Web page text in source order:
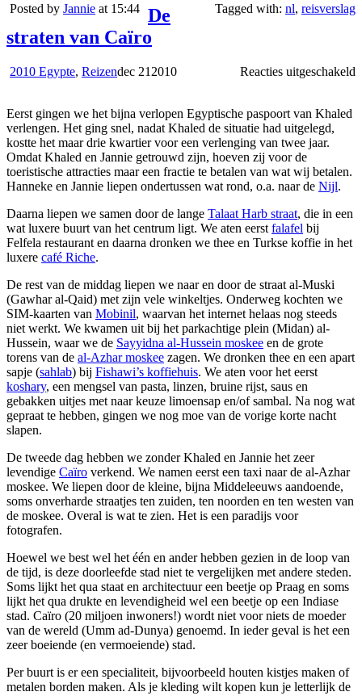
Posted by Jannie at 15:44 Tagged with: nl, reisverslag
De
straten van Caïro
2010 Egypte, Reizen Reacties uitgeschakeld
dec 21 2010
Eerst gingen we het bijna verlopen Egyptische paspoort van Khaled
verlengen. Het ging snel, nadat Khaled de situatie had uitgelegd,
kostte het maar drie kwartier voor een verlenging van twee jaar.
Omdat Khaled en Jannie getrouwd zijn, hoeven zij voor de
toeristische attracties maar een fractie te betalen van wat wij betalen.
Hanneke en Jannie liepen ondertussen wat rond, o.a. naar de Nijl.
Daarna liepen we samen door de lange Talaat Harb straat, die in een
wat luxere buurt van het centrum ligt. We aten eerst falafel bij
Felfela restaurant en daarna dronken we thee en Turkse koffie in het
luxere café Riche.
De rest van de middag liepen we naar en door de straat al-Muski
(Gawhar al-Qaid) met zijn vele winkeltjes. Onderweg kochten we
SIM-kaarten van Mobinil, waarvan het internet helaas nog steeds
niet werkt. We kwamen uit bij het parkachtige plein (Midan) al-
Hussein, waar we de Sayyidna al-Hussein moskee en de grote
torens van de al-Azhar moskee zagen. We dronken thee en een apart
sapje (sahlab) bij Fishawi’s koffiehuis. We aten voor het eerst
koshary, een mengsel van pasta, linzen, bruine rijst, saus en
gebakken uitjes met naar keuze limoensap en/of sambal. Na nog wat
gepraat te hebben, gingen we nog moe van de vorige korte nacht
slapen.
De tweede dag hebben we zonder Khaled en Jannie het zeer
levendige Caïro verkend. We namen eerst een taxi naar de al-Azhar
moskee. We liepen door de kleine, bijna Middeleeuws aandoende,
soms onverharde straatjes ten zuiden, ten noorden en ten westen van
de moskee. Overal is wat te zien. Het is een paradijs voor
fotografen.
Hoewel we best wel het één en ander hebben gezien in de loop van
de tijd, is deze doorleefde stad niet te vergelijken met andere steden.
Soms lijkt het qua staat en architectuur een beetje op Praag en soms
lijkt het qua drukte en levendigheid wel een beetje op een Indiase
stad. Caïro (20 miljoen inwoners!) wordt niet voor niets de moeder
van de wereld (Umm ad-Dunya) genoemd. In ieder geval is het een
zeer boeiende (en vermoeiende) stad.
Per buurt is er een specialiteit, bijvoorbeeld houten kistjes maken of
metalen borden maken. Als je kleding wilt kopen kun je letterlijk de